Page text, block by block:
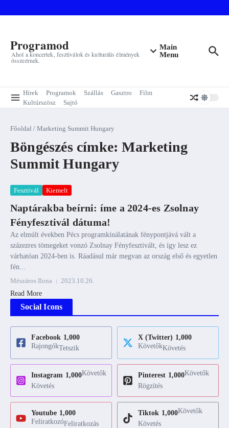
Programod
Ahol a koncertek, fesztiválok és kulturális élmények
összeérnek.
Main
Menu
Hírek Programok Szállás Gasztro
Film
Kultúrszösz
Sajtó
Főoldal / Marketing Summit Hungary
Böngészés címke: Marketing
Summit Hungary
Fesztivál Kiemelt
Naptárakba beírni: íme a 2024-es Zsolnay
Fényfesztivál dátuma!
Az elmúlt években Pécs programkínálatának fénypontjává vált a
százezres tömegeket vonzó Zsolnay Fényfesztivált, és így lesz ez
várhatóan 2024-ben is. Ráadásul már megvan az ország első és egyetlen
fén...
Mészáros Ilona
2023.10.26.
Read More
Social Icons
Facebook 1,000
RajongókTetszik
X (Twitter) 1,000
KövetőkKövetés
Instagram 1,000Követők
Követés
Pinterest 1,000Követők
Rögzítés
Youtube 1,000
FeliratkozóFeliratkozás
Tiktok 1,000Követők
Követés